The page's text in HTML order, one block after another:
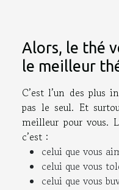
Alors, le thé
le meilleur
C’est l’un des plus
pas le seul. Et
meilleur pour vous.
c’est :
celui que vous
celui que vous
celui que vous